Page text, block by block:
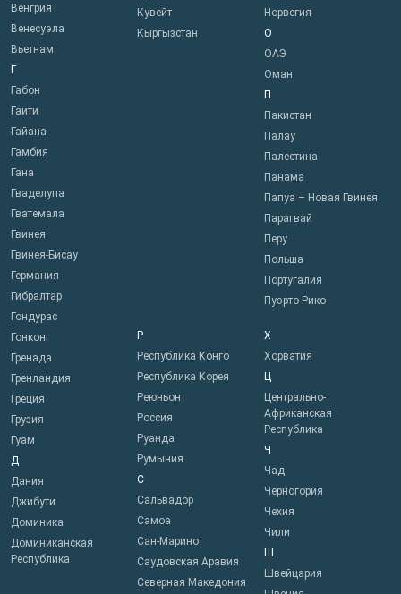
Венгрия
Венесуэла
Вьетнам
Г
Габон
Гаити
Гайана
Гамбия
Гана
Гваделупа
Гватемала
Гвинея
Гвинея-Бисау
Германия
Гибралтар
Гондурас
Гонконг
Гренада
Гренландия
Греция
Грузия
Гуам
Д
Дания
Джибути
Доминика
Доминиканская
Республика
Кувейт
Кыргызстан
Норвегия
О
ОАЭ
Оман
П
Пакистан
Палау
Палестина
Панама
Папуа – Новая Гвинея
Парагвай
Перу
Польша
Португалия
Пуэрто-Рико
Р
Республика Конго
Республика Корея
Реюньон
Россия
Руанда
Румыния
С
Сальвадор
Самоа
Сан-Марино
Саудовская Аравия
Северная Македония
Х
Хорватия
Ц
Центрально-
Африканская
Республика
Ч
Чад
Черногория
Чехия
Чили
Ш
Швейцария